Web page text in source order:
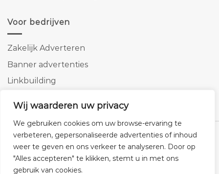
Wij waarderen uw privacy
We gebruiken cookies om uw browse-ervaring te
verbeteren, gepersonaliseerde advertenties of inhoud
weer te geven en ons verkeer te analyseren. Door op
"Alles accepteren" te klikken, stemt u in met ons
gebruik van cookies.
Voor bedrijven
Zakelijk Adverteren
Banner advertenties
Linkbuilding
Klantenservice Cookies Privacybeleid Disclaimer